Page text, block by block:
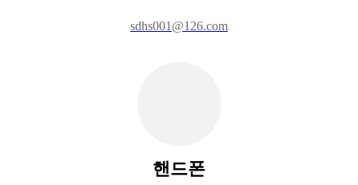
sdhs001@126.com
핸드폰